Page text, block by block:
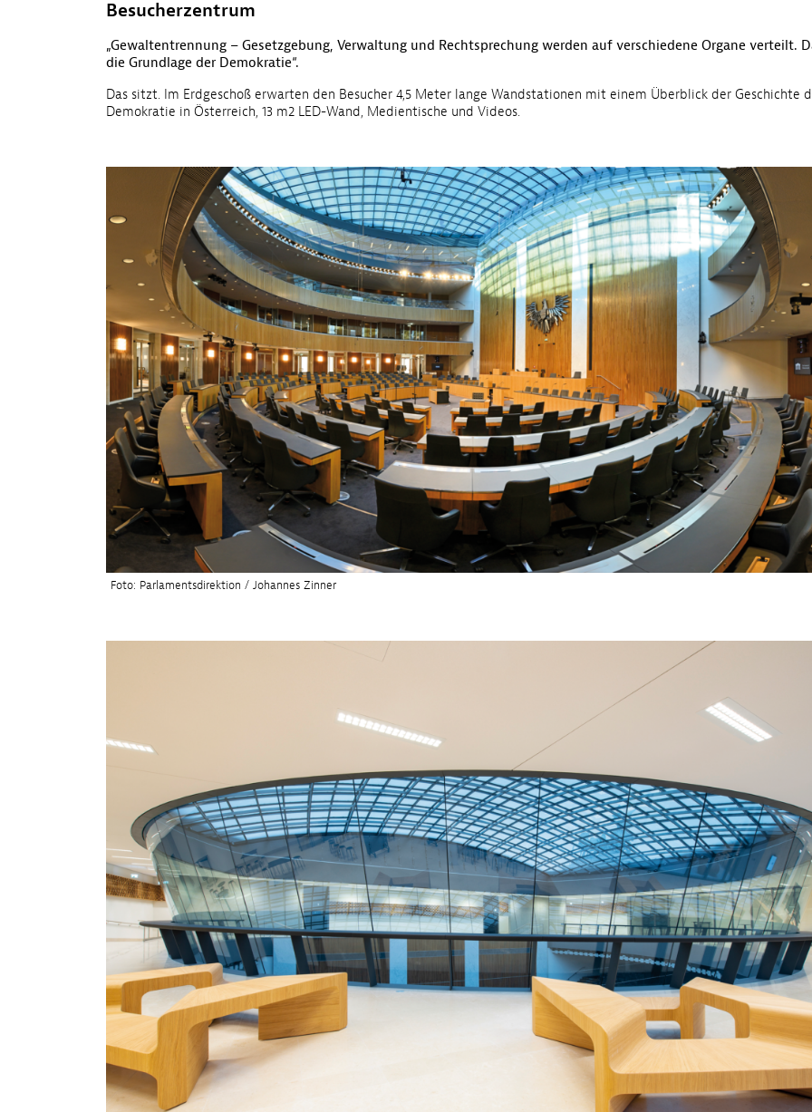
Besucherzentrum
„Gewaltentrennung – Gesetzgebung, Verwaltung und Rechtsprechung werden auf verschiedene Organe verteilt.
die Grundlage der Demokratie“.
Das sitzt. Im Erdgeschoß erwarten den Besucher 4,5 Meter lange Wands­tationen mit einem Überblick der Geschichte
Demokratie in Österreich, 13 m2 LED-Wand, Medientische und Videos.
Foto: Parlamentsdirektion / Johannes Zinner